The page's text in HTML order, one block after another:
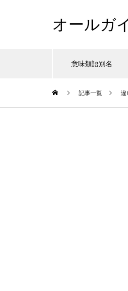
オールガ
意味類語別名
記事一覧 違